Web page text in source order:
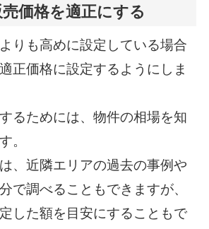
価格を適正にする
りも高めに設定している場合
正価格に設定するようにしま
るためには、物件の相場を知
。
、近隣エリアの過去の事例や
で調べることもできますが、
した額を目安にすることもで